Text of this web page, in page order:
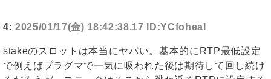
4: 2025/01/17(金) 18:42:38.17 ID:YCfoheaI
stakeのスロットは本当にヤバい。基本的にRTP最低設定
で例えばプラグマで一気に吸われた後は期待して回し続け